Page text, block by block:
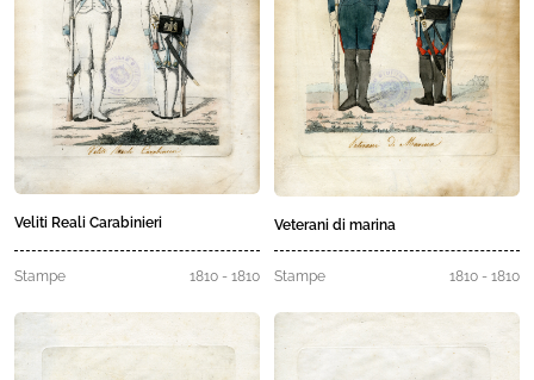
Veliti Reali Carabinieri
Stampe 1810 - 1810
Veterani di marina
Stampe 1810 - 1810